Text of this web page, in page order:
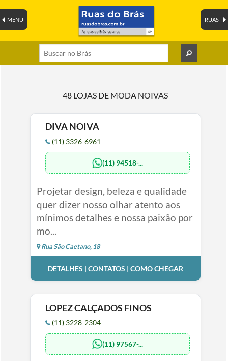
RUAS
MENU
48 LOJAS DE MODA NOIVAS
DIVA NOIVA
(11) 3326-6961
(11) 94518-...
Projetar design, beleza e qualidade
quer dizer nosso olhar atento aos
mínimos detalhes e nossa paixão por
mo...
Rua São Caetano, 18
DETALHES | CONTATOS | COMO CHEGAR
LOPEZ CALÇADOS FINOS
(11) 3228-2304
(11) 97567-...